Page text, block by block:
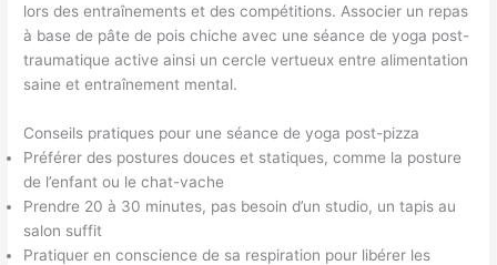
lors des entraînements et des compétitions. Associer un repas
à base de pâte de pois chiche avec une séance de yoga post-
traumatique active ainsi un cercle vertueux entre alimentation
saine et entraînement mental.
Conseils pratiques pour une séance de yoga post-pizza
Préférer des postures douces et statiques, comme la posture
de l’enfant ou le chat-vache
Prendre 20 à 30 minutes, pas besoin d’un studio, un tapis au
salon suffit
Pratiquer en conscience de sa respiration pour libérer les